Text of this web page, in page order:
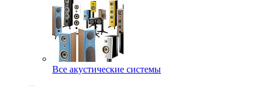
Все акустические системы